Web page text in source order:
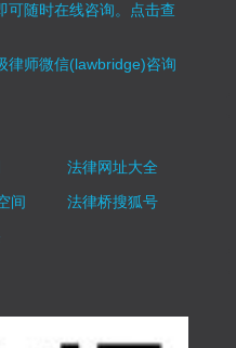
随时在线咨询。 点击查
律师微信(lawbridge)咨询
法律网址大全
间
法律桥搜狐号